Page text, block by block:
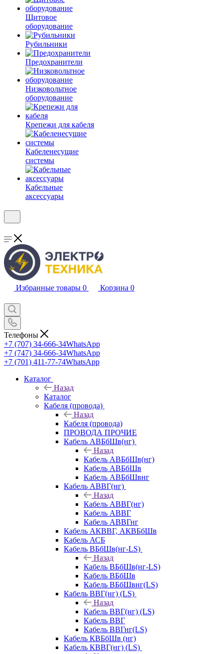
Щитовое
оборудование
Рубильники
Предохранители
Низковольтное
оборудование
Крепежи для кабеля
Кабеленесущие
системы
Кабельные
аксессуары
Избранные товары 0 Корзина 0
Телефоны
+7 (707) 34-666-34WhatsApp
+7 (747) 34-666-34WhatsApp
+7 (701) 411-77-74WhatsApp
Каталог
Назад
Каталог
Кабеля (провода)
Назад
Кабеля (провода)
ПРОВОДА ПРОЧИЕ
Кабель АВБбШв(нг)
Назад
Кабель АВБбШв(нг)
Кабель АВБбШв
Кабель АВБбШвнг
Кабель АВВГ(нг)
Назад
Кабель АВВГ(нг)
Кабель АВВГ
Кабель АВВГнг
Кабель АКВВГ, АКВБбШв
Кабель АСБ
Кабель ВБбШв(нг-LS)
Назад
Кабель ВБбШв(нг-LS)
Кабель ВБбШв
Кабель ВБбШвнг(LS)
Кабель ВВГ(нг) (LS)
Назад
Кабель ВВГ(нг) (LS)
Кабель ВВГ
Кабель ВВГнг(LS)
Кабель КВБбШв (нг)
Кабель КВВГ(нг) (LS)